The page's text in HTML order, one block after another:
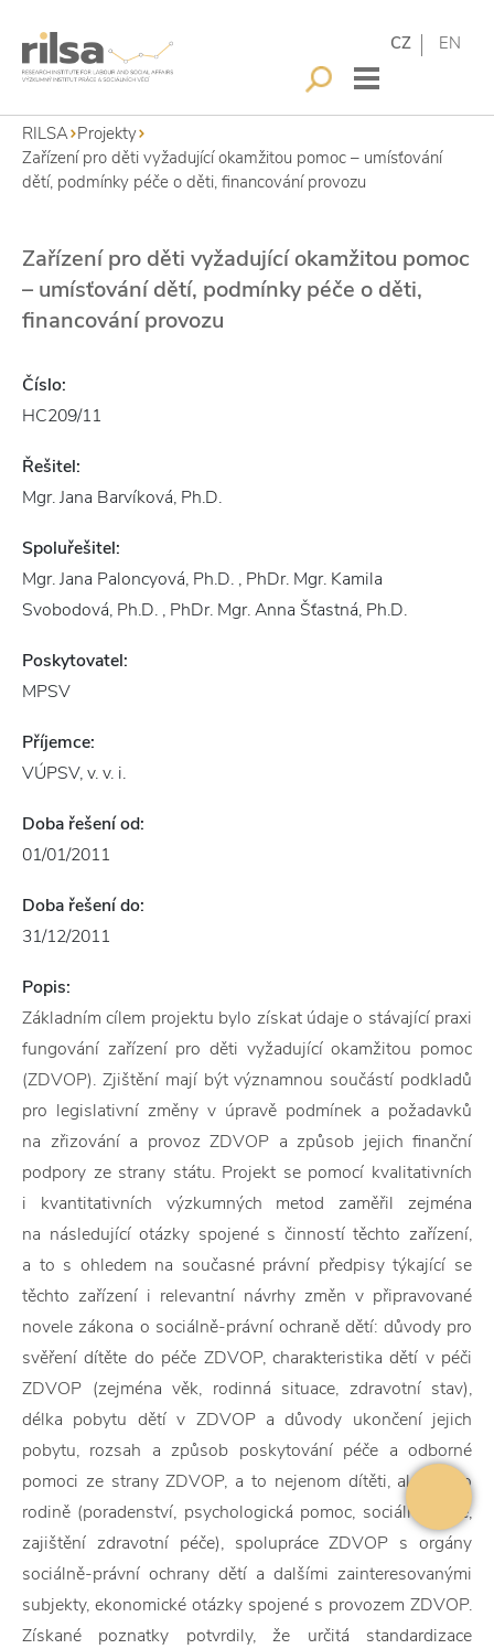
CZ EN
RILSA Projekty
Zařízení pro děti vyžadující okamžitou pomoc – umísťování
dětí, podmínky péče o děti, financování provozu
Zařízení pro děti vyžadující okamžitou pomoc
– umísťování dětí, podmínky péče o děti,
financování provozu
Číslo:
HC209/11
Řešitel:
Mgr. Jana Barvíková, Ph.D.
Spoluřešitel:
Mgr. Jana Paloncyová, Ph.D. , PhDr. Mgr. Kamila
Svobodová, Ph.D. , PhDr. Mgr. Anna Šťastná, Ph.D.
Poskytovatel:
MPSV
Příjemce:
VÚPSV, v. v. i.
Doba řešení od:
01/01/2011
Doba řešení do:
31/12/2011
Popis:
Základním cílem projektu bylo získat údaje o stávající praxi
fungování zařízení pro děti vyžadující okamžitou pomoc
(ZDVOP). Zjištění mají být významnou součástí podkladů
pro legislativní změny v úpravě podmínek a požadavků
na zřizování a provoz ZDVOP a způsob jejich finanční
podpory ze strany státu. Projekt se pomocí kvalitativních
i kvantitativních výzkumných metod zaměřil zejména
na následující otázky spojené s činností těchto zařízení,
a to s ohledem na současné právní předpisy týkající se
těchto zařízení i relevantní návrhy změn v připravované
novele zákona o sociálně-právní ochraně dětí: důvody pro
svěření dítěte do péče ZDVOP, charakteristika dětí v péči
ZDVOP (zejména věk, rodinná situace, zdravotní stav),
délka pobytu dětí v ZDVOP a důvody ukončení jejich
pobytu, rozsah a způsob poskytování péče a odborné
pomoci ze strany ZDVOP, a to nejenom dítěti, ale i jeho
rodině (poradenství, psychologická pomoc, sociální práce,
zajištění zdravotní péče), spolupráce ZDVOP s orgány
sociálně-právní ochrany dětí a dalšími zainteresovanými
subjekty, ekonomické otázky spojené s provozem ZDVOP.
Získané poznatky potvrdily, že určitá standardizace